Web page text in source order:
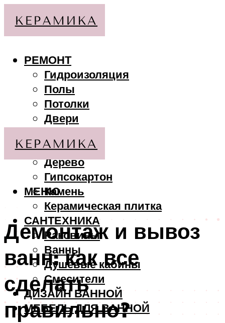
РЕМОНТ
Гидроизоляция
Полы
Потолки
Двери
МАТЕРИАЛЫ
Дерево
Гипсокартон
Камень
Керамическая плитка
САНТЕХНИКА
Раковины
Ванны
Душевые кабины
Смесители
ДИЗАЙН ВАННОЙ
МЕБЕЛЬ ДЛЯ ВАННОЙ
МЕНЮ
Демонтаж и вывоз
ванн: как все
сделать
правильно?